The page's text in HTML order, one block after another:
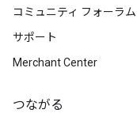
コミュニティ フォーラム
サポート
Merchant Center
つながる